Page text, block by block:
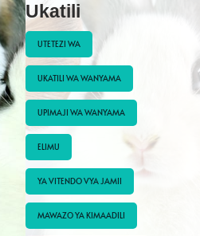
Ukatili
UTETEZI WA
UKATILI WA WANYAMA
UPIMAJI WA WANYAMA
ELIMU
YA VITENDO VYA JAMII
MAWAZO YA KIMAADILI